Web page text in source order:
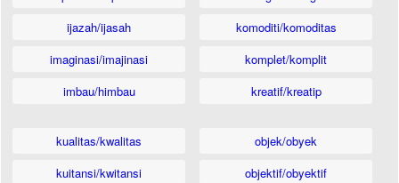
ijazah/ijasah
imaginasi/imajinasi
imbau/himbau
komoditi/komoditas
komplet/komplit
kreatif/kreatip
kualitas/kwalitas
kuitansi/kwitansi
objek/obyek
objektif/obyektif